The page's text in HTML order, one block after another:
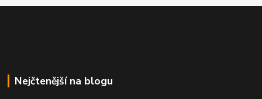
Nejčtenější na blogu